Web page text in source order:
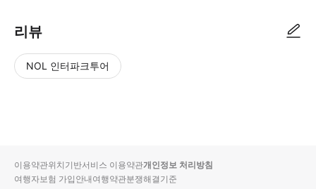
리뷰
NOL 인터파크투어
입니
다.
순
상
이용약관위치기반서비스 이용약관개인정보 처리방침
여행자보험 가입안내여행약관분쟁해결기준